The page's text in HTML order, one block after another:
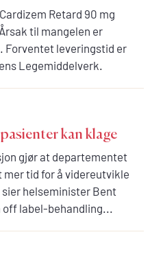
Retard 90 mg
til mangelen er
Forventet leveringstid er
Legemiddelverk.
kan klage
gjør at departementet
tid for å videreutvikle
helseminister Bent
off label-behandling...